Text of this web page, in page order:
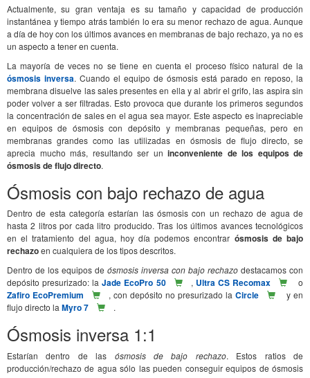
Actualmente, su gran ventaja es su tamaño y capacidad de producción
instantánea y tiempo atrás también lo era su menor rechazo de agua. Aunque
a día de hoy con los últimos avances en membranas de bajo rechazo, ya no es
un aspecto a tener en cuenta.
La mayoría de veces no se tiene en cuenta el proceso físico natural de la
ósmosis inversa. Cuando el equipo de ósmosis está parado en reposo, la
membrana disuelve las sales presentes en ella y al abrir el grifo, las aspira sin
poder volver a ser filtradas. Esto provoca que durante los primeros segundos
la concentración de sales en el agua sea mayor. Este aspecto es inapreciable
en equipos de ósmosis con depósito y membranas pequeñas, pero en
membranas grandes como las utilizadas en ósmosis de flujo directo, se
aprecia mucho más, resultando ser un inconveniente de los equipos de
ósmosis de flujo directo.
Ósmosis con bajo rechazo de agua
Dentro de esta categoría estarían las ósmosis con un rechazo de agua de
hasta 2 litros por cada litro producido. Tras los últimos avances tecnológicos
en el tratamiento del agua, hoy día podemos encontrar ósmosis de bajo
rechazoen cualquiera de los tipos descritos.
Dentro de los equipos de ósmosis inversa con bajo rechazo destacamos con
depósito presurizado: laJade EcoPro 50 , Ultra CS Recomax o
Zafiro EcoPremium , con depósito no presurizado la Circle
y en
flujo directo la Myro 7 .
Ósmosis inversa 1:1
Estarían dentro de las ósmosis de bajo rechazo. Estos ratios de
producción/rechazo de agua sólo las pueden conseguir equipos de ósmosis